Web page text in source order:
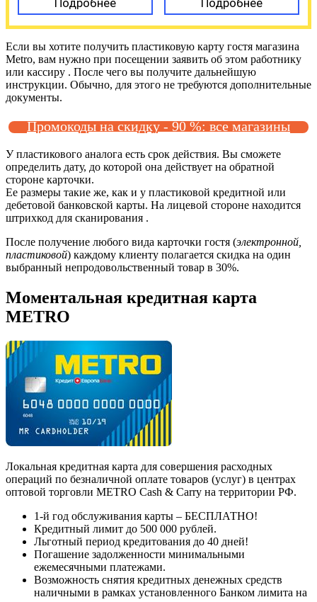
Подробнее Подробнее
Если вы хотите получить пластиковую карту гостя магазина
Metro, вам нужно при посещении заявить об этом работнику
или кассиру . После чего вы получите дальнейшую
инструкции. Обычно, для этого не требуются дополнительные
документы.
Промокоды на скидку - 90 %: все магазины
У пластикового аналога есть срок действия. Вы сможете
определить дату, до которой она действует на обратной
стороне карточки.
Ее размеры такие же, как и у пластиковой кредитной или
дебетовой банковской карты. На лицевой стороне находится
штрихкод для сканирования .
После получение любого вида карточки гостя (электронной,
пластиковой) каждому клиенту полагается скидка на один
выбранный непродовольственный товар в 30%.
Моментальная кредитная карта
METRO
Локальная кредитная карта для совершения расходных
операций по безналичной оплате товаров (услуг) в центрах
оптовой торговли METRO Cash & Carry на территории РФ.
1-й год обслуживания карты – БЕСПЛАТНО!
Кредитный лимит до 500 000 рублей.
Льготный период кредитования до 40 дней!
Погашение задолженности минимальными
ежемесячными платежами.
Возможность снятия кредитных денежных средств
наличными в рамках установленного Банком лимита на